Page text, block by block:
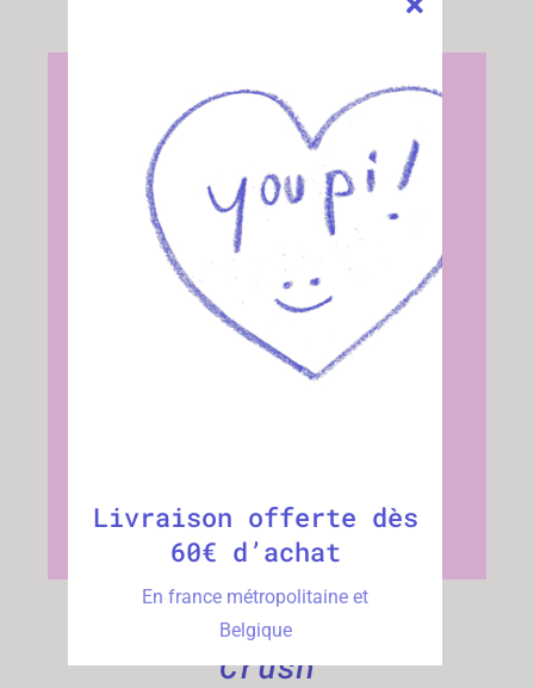
CHOIX DES OPTIONS
Boucles d’oreilles
Crush
Livraison offerte dès
60€ d’achat
En france métropolitaine et
Belgique